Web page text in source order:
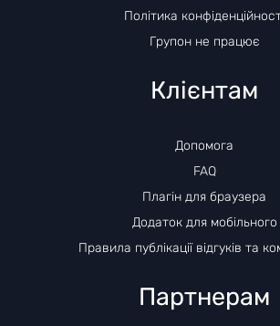
Політика
Групон не працює
Клієнтам
Допомога
FAQ
Плагін для браузера
Додаток для мобільного
Правила публікації відгуків та
Партнерам